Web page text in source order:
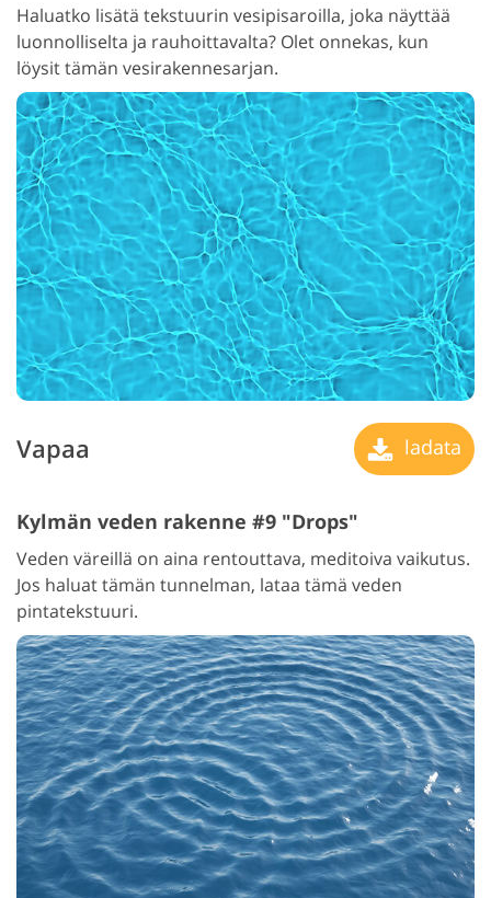
Haluatko lisätä tekstuurin vesipisaroilla, joka näyttää
luonnolliselta ja rauhoittavalta? Olet onnekas, kun
löysit tämän vesirakennesarjan.
Vapaa ladata
Kylmän veden rakenne #9 "Drops"
Veden väreillä on aina rentouttava, meditoiva vaikutus.
Jos haluat tämän tunnelman, lataa tämä veden
pintatekstuuri.